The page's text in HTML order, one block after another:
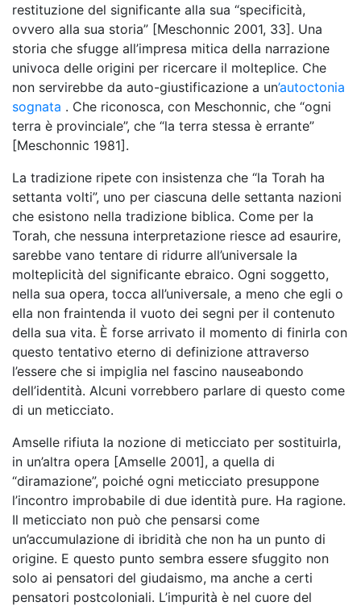
restituzione del significante alla sua “specificità,
ovvero alla sua storia” [Meschonnic 2001, 33]. Una
storia che sfugge all’impresa mitica della narrazione
univoca delle origini per ricercare il molteplice. Che
non servirebbe da auto-giustificazione a un’autoctonia
sognata . Che riconosca, con Meschonnic, che “ogni
terra è provinciale”, che “la terra stessa è errante”
[Meschonnic 1981].
La tradizione ripete con insistenza che “la Torah ha
settanta volti”, uno per ciascuna delle settanta nazioni
che esistono nella tradizione biblica. Come per la
Torah, che nessuna interpretazione riesce ad esaurire,
sarebbe vano tentare di ridurre all’universale la
molteplicità del significante ebraico. Ogni soggetto,
nella sua opera, tocca all’universale, a meno che egli o
ella non fraintenda il vuoto dei segni per il contenuto
della sua vita. È forse arrivato il momento di finirla con
questo tentativo eterno di definizione attraverso
l’essere che si impiglia nel fascino nauseabondo
dell’identità. Alcuni vorrebbero parlare di questo come
di un meticciato.
Amselle rifiuta la nozione di meticciato per sostituirla,
in un’altra opera [Amselle 2001], a quella di
“diramazione”, poiché ogni meticciato presuppone
l’incontro improbabile di due identità pure. Ha ragione.
Il meticciato non può che pensarsi come
un’accumulazione di ibridità che non ha un punto di
origine. E questo punto sembra essere sfuggito non
solo ai pensatori del giudaismo, ma anche a certi
pensatori postcoloniali. L’impurità è nel cuore del